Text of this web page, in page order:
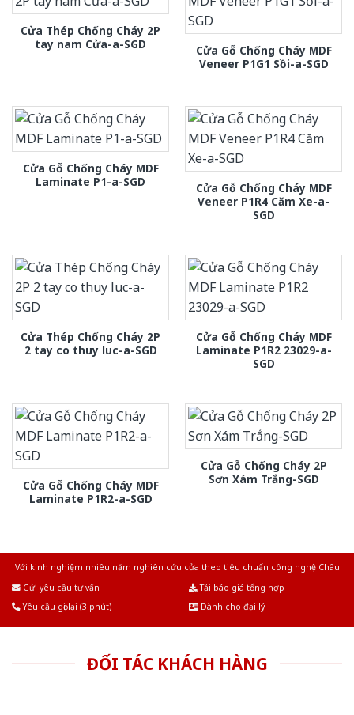
Cửa Thép Chống Cháy 2P
tay nam Cửa-a-SGD
Cửa Gỗ Chống Cháy MDF
Veneer P1G1 Sồi-a-SGD
Cửa Gỗ Chống Cháy MDF
Laminate P1-a-SGD
Cửa Gỗ Chống Cháy MDF
Veneer P1R4 Căm Xe-a-
SGD
Cửa Thép Chống Cháy 2P
2 tay co thuy luc-a-SGD
Cửa Gỗ Chống Cháy MDF
Laminate P1R2 23029-a-
SGD
Cửa Gỗ Chống Cháy MDF
Laminate P1R2-a-SGD
Cửa Gỗ Chống Cháy 2P
Sơn Xám Trắng-SGD
Với kinh nghiệm nhiêu năm nghiên cứu cửa theo tiêu chuẩn công nghệ Châu
Gửi yêu cầu tư vấn
Tải báo giá tổng hợp
Yêu cầu gọi lại (3 phút)
Dành cho đại lý
ĐỐI TÁC KHÁCH HÀNG